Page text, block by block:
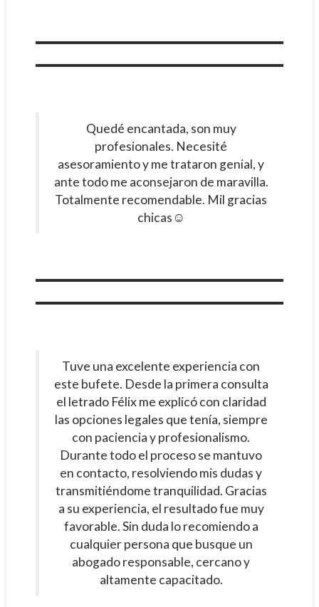
Quedé encantada, son muy
profesionales. Necesité
asesoramiento y me trataron genial, y
ante todo me aconsejaron de maravilla.
Totalmente recomendable. Mil gracias
chicas☺️
Tuve una excelente experiencia con
este bufete. Desde la primera consulta
el letrado Félix me explicó con claridad
las opciones legales que tenía, siempre
con paciencia y profesionalismo.
Durante todo el proceso se mantuvo
en contacto, resolviendo mis dudas y
transmitiéndome tranquilidad. Gracias
a su experiencia, el resultado fue muy
favorable. Sin duda lo recomiendo a
cualquier persona que busque un
abogado responsable, cercano y
altamente capacitado.